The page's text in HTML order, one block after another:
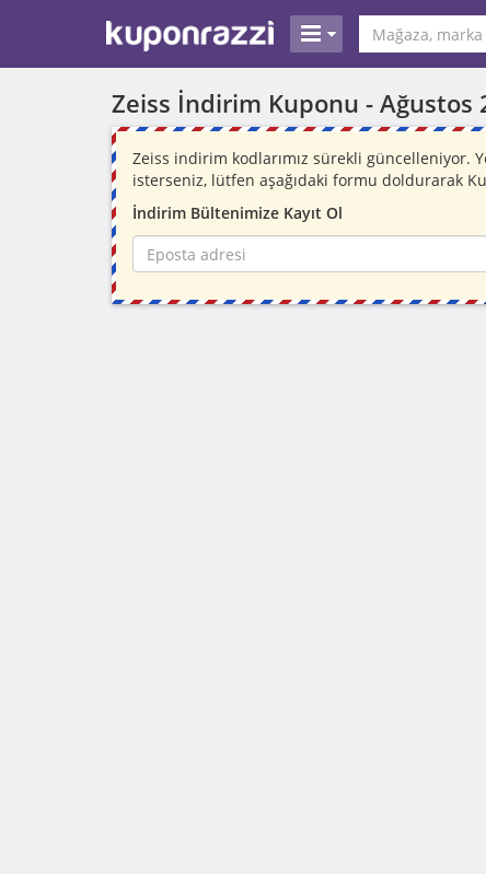
Zeiss İndirim Kuponu - Ağustos
Zeiss indirim kodlarımız sürekli
isterseniz, lütfen aşağıdaki formu doldurarak
İndirim Bültenimize Kayıt Ol